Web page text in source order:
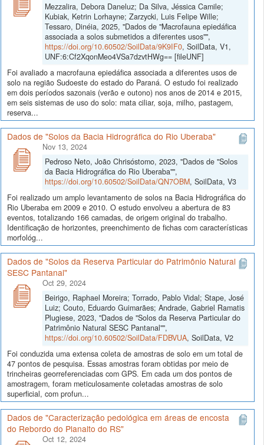
Mezzalira, Debora Daneluz; Da Silva, Jéssica Camile;
Kubiak, Ketrin Lorhayne; Zarzycki, Luis Felipe Wille;
Tessaro, Dinéia, 2025, "Dados de "Macrofauna epiedáfica
associada a solos submetidos a diferentes usos"",
https://doi.org/10.60502/SoilData/9K9IF0, SoilData, V1,
UNF:6:Cf2XqonMeo4VSa7dzvtHWg== [fileUNF]
Foi avaliado a macrofauna epiedáfica associada a diferentes usos de
solo na região Sudoeste do estado do Paraná. O estudo foi realizado
em dois períodos sazonais (verão e outono) nos anos de 2014 e 2015,
em seis sistemas de uso do solo: mata ciliar, soja, milho, pastagem,
reserva...
Dados de "Solos da Bacia Hidrográfica do Rio Uberaba"
Nov 13, 2024
Pedroso Neto, João Chrisóstomo, 2023, "Dados de "Solos
da Bacia Hidrográfica do Rio Uberaba"",
https://doi.org/10.60502/SoilData/QN7OBM, SoilData, V3
Foi realizado um amplo levantamento de solos na Bacia Hidrográfica do
Rio Uberaba em 2009 e 2010. O estudo envolveu a abertura de 83
eventos, totalizando 166 camadas, de origem original do trabalho.
Identificação de horizontes, preenchimento de fichas com características
morfológ...
Dados de "Solos da Reserva Particular do Patrimônio Natural
SESC Pantanal"
Oct 29, 2024
Beirigo, Raphael Moreira; Torrado, Pablo Vidal; Stape, José
Luiz; Couto, Eduardo Guimarães; Andrade, Gabriel Ramatis
Plugiese, 2023, "Dados de "Solos da Reserva Particular do
Patrimônio Natural SESC Pantanal"",
https://doi.org/10.60502/SoilData/FDBVUA, SoilData, V2
Foi conduzida uma extensa coleta de amostras de solo em um total de
47 pontos de pesquisa. Essas amostras foram obtidas por meio de
trincheiras georreferenciadas com GPS. Em cada um dos pontos de
amostragem, foram meticulosamente coletadas amostras de solo
superficial, com profun...
Dados de "Caracterização pedológica em áreas de encosta
do Rebordo do Planalto do RS"
Oct 12, 2024